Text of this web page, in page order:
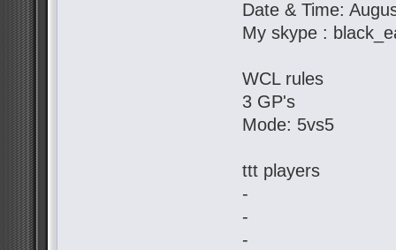
Date & Time:
My skype :
WCL rules
3 GP's
Mode: 5vs5
ttt players
-
-
-